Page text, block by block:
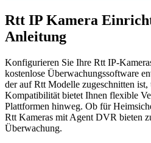
Rtt IP Kamera
Anleitung
Konfigurieren Sie Ihre Rtt IP-
kostenlose Überwachungssoftware
der auf Rtt Modelle zugeschnitten
Kompatibilität bietet Ihnen flexible
Plattformen hinweg. Ob für
Rtt Kameras mit Agent DVR bieten
Überwachung.